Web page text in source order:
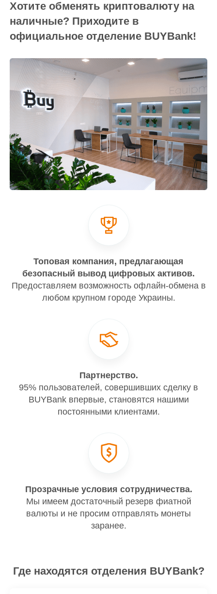
Хотите обменять криптовалюту на
наличные? Приходите в
официальное отделение BUYBank!
Топовая компания, предлагающая
безопасный вывод цифровых активов.
Предоставляем возможность офлайн-обмена в
любом крупном городе Украины.
Партнерство.
95% пользователей, совершивших сделку в
BUYBank впервые, становятся нашими
постоянными клиентами.
Прозрачные условия сотрудничества.
Мы имеем достаточный резерв фиатной
валюты и не просим отправлять монеты
заранее.
Где находятся отделения BUYBank?